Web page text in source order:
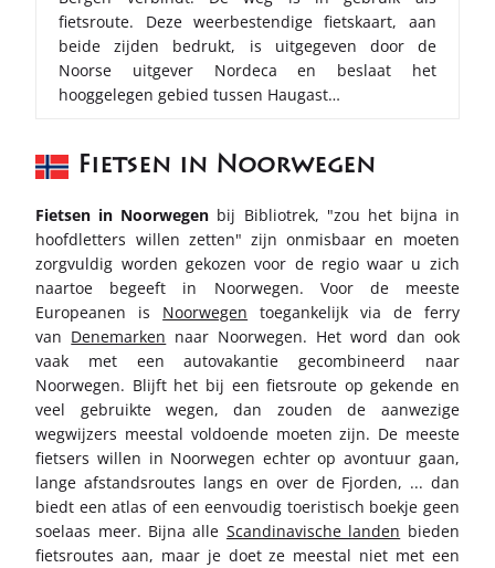
fietsroute. Deze weerbestendige fietskaart, aan
beide zijden bedrukt, is uitgegeven door de
Noorse uitgever Nordeca en beslaat het
hooggelegen gebied tussen Haugast…
Fietsen in Noorwegen
Fietsen in Noorwegen bij Bibliotrek, "zou het bijna in
hoofdletters willen zetten" zijn onmisbaar en moeten
zorgvuldig worden gekozen voor de regio waar u zich
naartoe begeeft in Noorwegen. Voor de meeste
Europeanen is Noorwegen toegankelijk via de ferry
van Denemarken naar Noorwegen. Het word dan ook
vaak met een autovakantie gecombineerd naar
Noorwegen. Blijft het bij een fietsroute op gekende en
veel gebruikte wegen, dan zouden de aanwezige
wegwijzers meestal voldoende moeten zijn. De meeste
fietsers willen in Noorwegen echter op avontuur gaan,
lange afstandsroutes langs en over de Fjorden, ... dan
biedt een atlas of een eenvoudig toeristisch boekje geen
soelaas meer. Bijna alle Scandinavische landen bieden
fietsroutes aan, maar je doet ze meestal niet met een